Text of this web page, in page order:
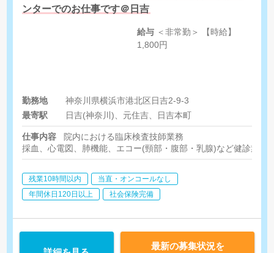
ンターでのお仕事です＠日吉
給与
1,800円
勤務地
神奈川県横浜市港北区日吉2-9-3
最寄駅
日吉(神奈川)、元住吉、日吉本町
仕事内容
院内における臨床検査技師業務
採血、心電図、肺機能、エコー(頸部・腹部・乳腺)など健診業務
残業10時間以内
当直・オンコールなし
年間休日120日以上
社会保険完備
最新の募集状況を